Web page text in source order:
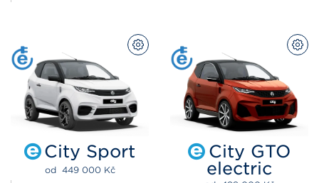
City Sport
od 449 000 Kč
PŘIZPŮSOBIT
City GTO
electric